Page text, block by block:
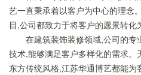
艺一直秉承着以客户为中心的理念
目,公司都致力于将客户的愿景转化
在建筑装饰装修领域,公司的
技术,能够满足客户多样化的需求
东方传统风格,江苏华通博艺都能